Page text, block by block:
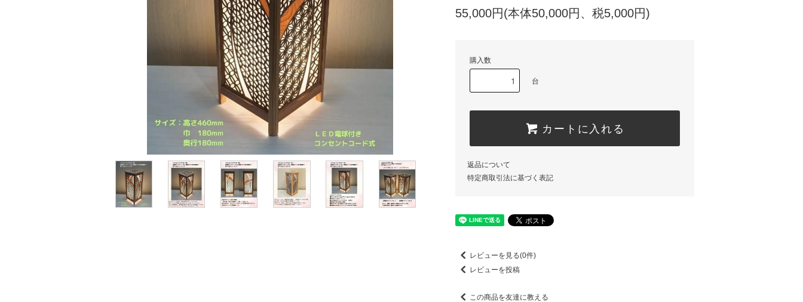
55,000円(本体50,000円、税5,000円)
購入数
台
カートに入れる
返品について
特定商取引法に基づく表記
レビューを見る(0件)
レビューを投稿
この商品を友達に教える